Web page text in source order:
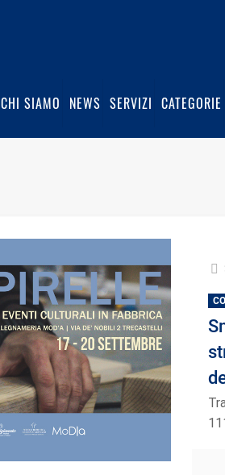
CHI SIAMO NEWS SERVIZI CATEGORIE